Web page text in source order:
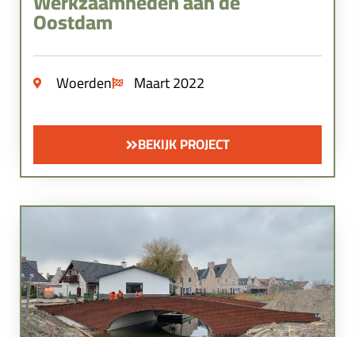
Oostdam
Woerden Maart 2022
BEKIJK PROJECT